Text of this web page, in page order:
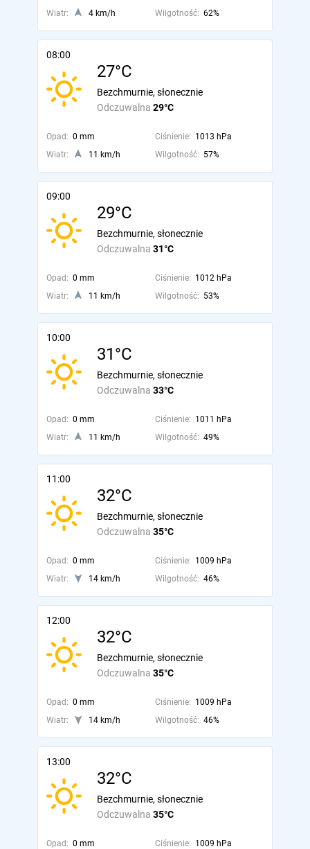
Wiatr: 4 km/h Wilgotność: 62%
08:00
27°C
Odczuwalna 29°C
Bezchmurnie, słonecznie
Opad: 0 mm Ciśnienie: 1013 hPa
Wiatr:
11 km/h Wilgotność: 57%
09:00
29°C
Odczuwalna 31°C
Bezchmurnie, słonecznie
Opad: 0 mm Ciśnienie: 1012 hPa
Wiatr:
11 km/h Wilgotność: 53%
10:00
31°C
Odczuwalna 33°C
Bezchmurnie, słonecznie
Opad: 0 mm Ciśnienie: 1011 hPa
Wiatr:
11 km/h Wilgotność: 49%
11:00
32°C
Odczuwalna 35°C
Bezchmurnie, słonecznie
Opad: 0 mm Ciśnienie: 1009 hPa
Wiatr:
14 km/h Wilgotność: 46%
12:00
32°C
Odczuwalna 35°C
Bezchmurnie, słonecznie
Opad: 0 mm Ciśnienie: 1009 hPa
Wiatr:
14 km/h Wilgotność: 46%
13:00
32°C
Odczuwalna 35°C
Bezchmurnie, słonecznie
Opad: 0 mm Ciśnienie: 1009 hPa